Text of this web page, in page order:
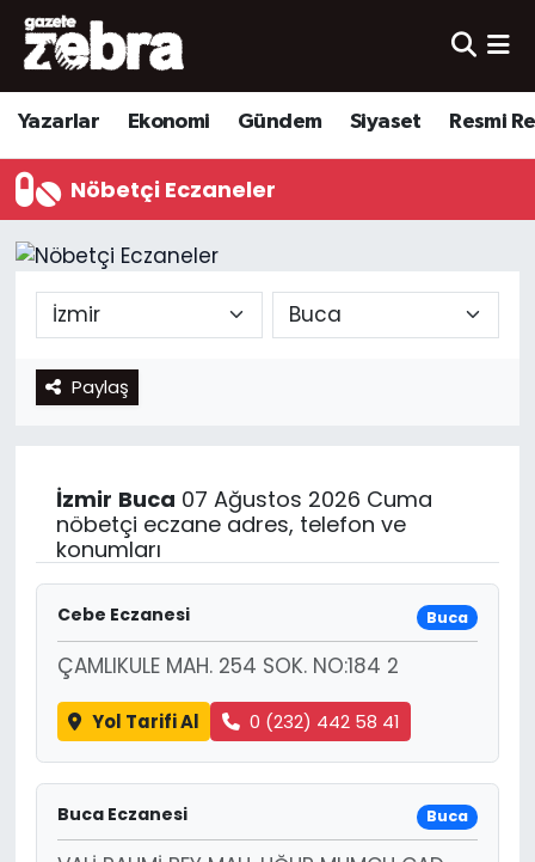
Yazarlar Ekonomi Gündem Siyaset Resmi
Nöbetçi Eczaneler
Paylaş
İzmir Buca 07 Ağustos 2026 Cuma
nöbetçi eczane adres, telefon ve
konumları
Cebe Eczanesi Buca
ÇAMLIKULE MAH. 254 SOK. NO:184 2
Yol Tarifi Al 0 (232) 442 58 41
Buca Eczanesi Buca
Yazarlar
Ekonomi
Kültür-Sanat
Yerel
Spor
Nöbetçi Eczaneler
Hava Durumu
Trafik Durumu
Süper Lig Puan Durumu ve Fikstür
Tüm Manşetler
Son Dakika Haberleri